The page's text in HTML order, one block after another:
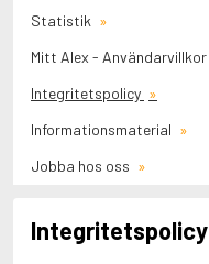
Statistik
Mitt Alex - Användarvillkor
Integritetspolicy
Informationsmaterial
Jobba hos oss
Integritetspolicy